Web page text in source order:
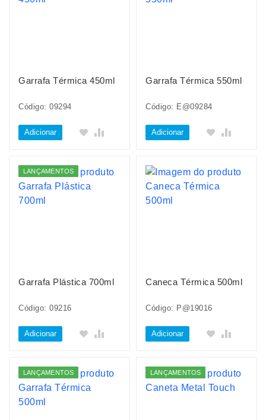
Garrafa Térmica 450ml
Código: 09294
Adicionar
Garrafa Térmica 550ml
Código: E@09284
Adicionar
LANÇAMENTOS
Garrafa Plástica 700ml
Código: 09216
Adicionar
Caneca Térmica 500ml
Código: P@19016
Adicionar
LANÇAMENTOS LANÇAMENTOS